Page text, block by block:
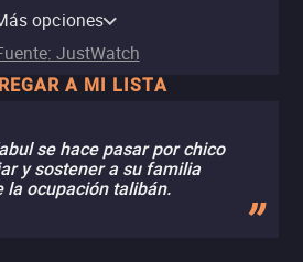
opciones
: JustWatch
A MI LISTA
se hace pasar por chico
y sostener a su familia
la ocupación talibán.